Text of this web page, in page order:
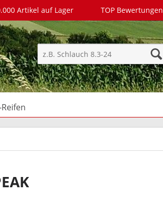
Artikel auf Lager TOP Bewertungen
Reifen